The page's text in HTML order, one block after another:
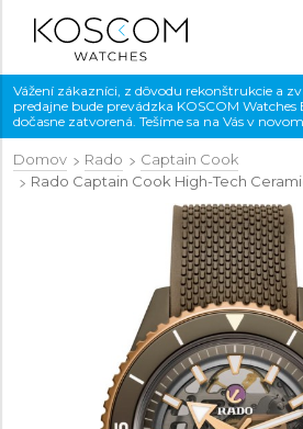
Vážení zákazníci, z dôvodu rekonštrukcie a
predajne bude prevádzka KOSCOM Watches
dočasne zatvorená. Tešíme sa na Vás v
Domov Rado
Captain Cook
Rado Captain Cook High-Tech